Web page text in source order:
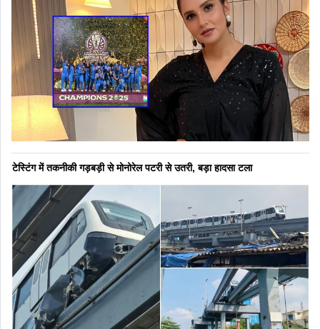
टेस्टिंग में तकनीकी गड़बड़ी से मोनोरेल पटरी से उतरी, बड़ा हादसा टला